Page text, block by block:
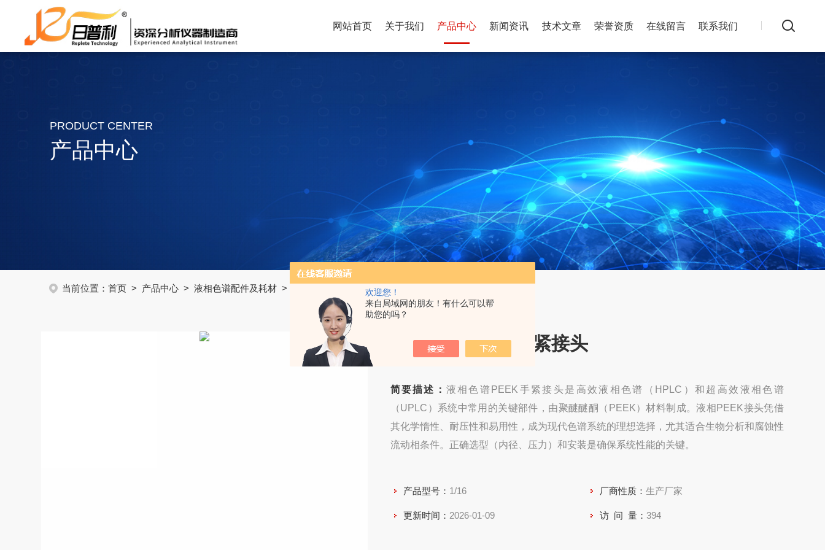
欢迎您！
来自局域网的朋友！有什么可以帮
助您的吗？
网站首页 关于我们 产品中心 新闻资讯 技术文章 荣誉资质 在线留言 联系我们
PRODUCT CENTER
产品中心
当前位置：首页 > 产品中心 >液相色谱配件及耗材 > > 1/16液相色谱PEEK手紧接头
液相色谱PEEK手紧接头
简要描述： 液相色谱PEEK手紧接头是高效液相色谱（HPLC）和超高效液相色谱
（UPLC）系统中常用的关键部件，由聚醚醚酮（PEEK）材料制成。液相PEEK接头凭借
其化学惰性、耐压性和易用性，成为现代色谱系统的理想选择，尤其适合生物分析和腐蚀性
流动相条件。正确选型（内径、压力）和安装是确保系统性能的关键。
产品型号： 1/16 厂商性质：生产厂家
更新时间： 2026-01-09 访 问 量：394